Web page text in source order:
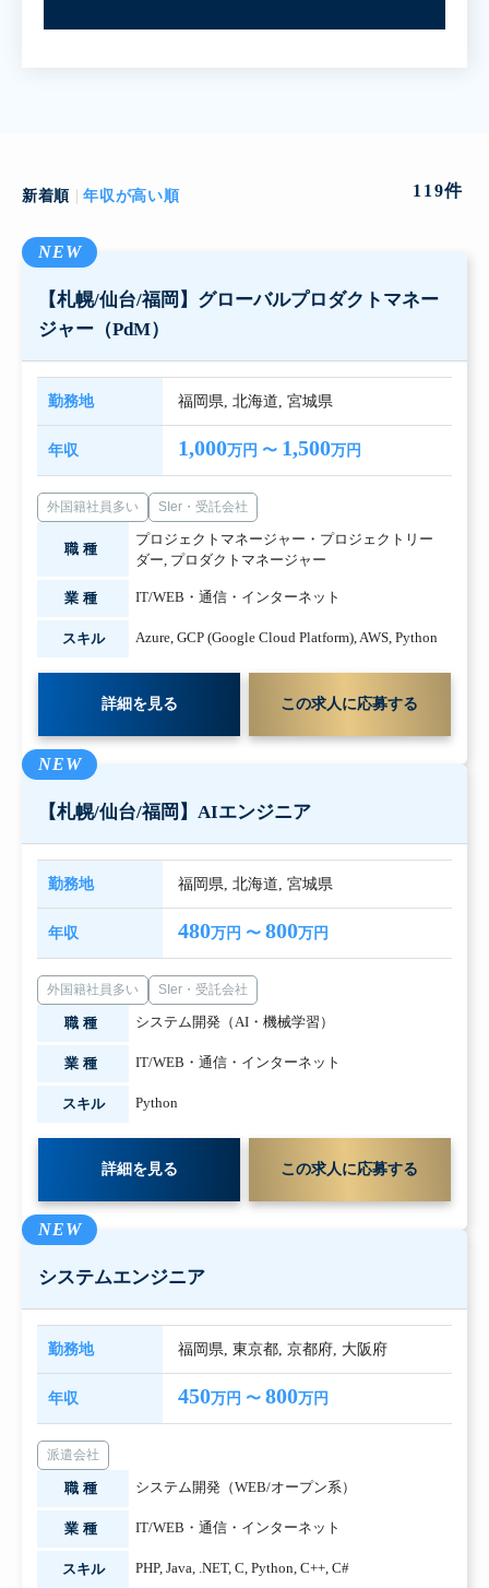
119件
新着順 年収が高い順
NEW
【札幌/仙台/福岡】グローバルプロダクトマネー
ジャー（PdM）
勤務地 福岡県,北海道,宮城県
年収 1,000万円 〜 1,500万円
外国籍社員多い SIer・受託会社
職種
プロジェクトマネージャー・プロジェクトリー
ダー, プロダクトマネージャー
業種 IT/WEB・通信・インターネット
スキル Azure, GCP (Google Cloud Platform),AWS, Python
詳細を見る この求人に応募する
NEW
【札幌/仙台/福岡】AIエンジニア
勤務地 福岡県,北海道,宮城県
年収 480万円 〜800万円
外国籍社員多い SIer・受託会社
職種 システム開発（AI・機械学習）
業種 IT/WEB・通信・インターネット
スキル Python
詳細を見る この求人に応募する
NEW
システムエンジニア
勤務地 福岡県,東京都,京都府, 大阪府
年収 450万円 〜800万円
派遣会社
職種 システム開発（WEB/オープン系）
業種 IT/WEB・通信・インターネット
スキル PHP, Java, .NET, C, Python, C++, C#